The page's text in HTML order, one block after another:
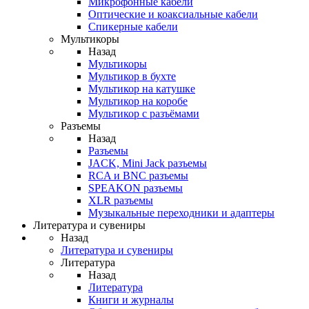
Оптические и коаксиальные кабели
Спикерные кабели
Мультикоры
Назад
Мультикоры
Мультикор в бухте
Мультикор на катушке
Мультикор на коробе
Мультикор с разъёмами
Разъемы
Назад
Разъемы
JACK, Mini Jack разъемы
RCA и BNC разъемы
SPEAKON разъемы
XLR разъемы
Музыкальные переходники и адаптеры
Литература и сувениры
Назад
Литература и сувениры
Литература
Назад
Литература
Книги и журналы